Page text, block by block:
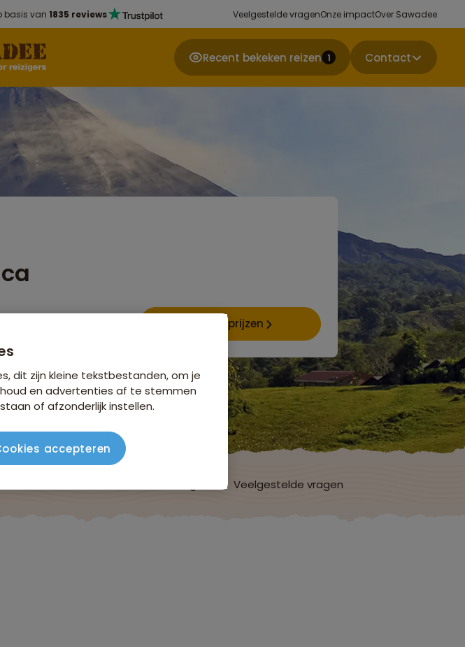
basis van 1835 reviews Veelgestelde vragenOnze impactOver Sawadee
Recent bekeken reizen 1 Contact
Data & prijzen
Veelgestelde vragen
dit zijn kleine tekstbestanden, om je
en advertenties af te stemmen
of afzonderlijk instellen.
accepteren